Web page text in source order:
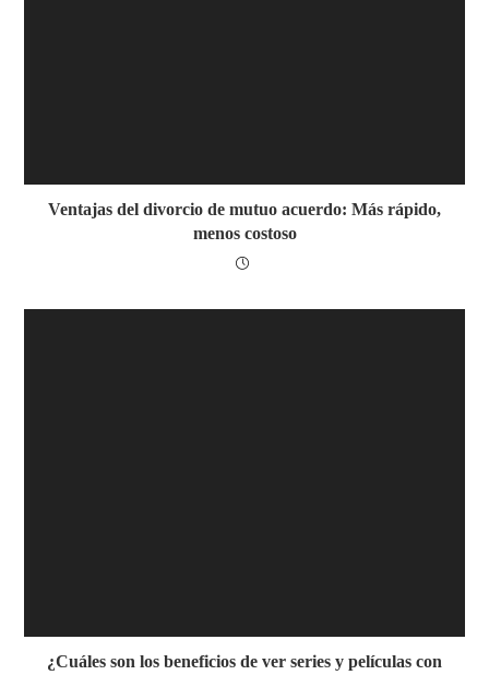
Ventajas del divorcio de mutuo acuerdo: Más rápido,
menos costoso
¿Cuáles son los beneficios de ver series y películas con